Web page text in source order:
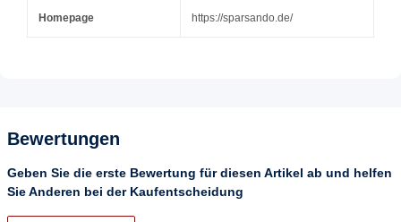
Homepage https://sparsando.de/
Bewertungen
Geben Sie die erste Bewertung für diesen Artikel ab und helfen
Sie Anderen bei der Kaufentscheidung